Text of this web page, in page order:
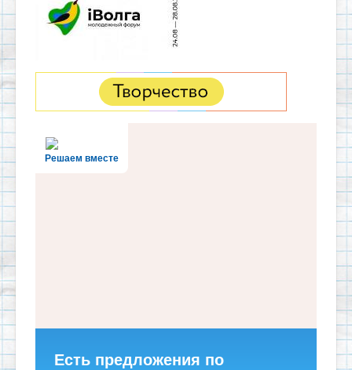
Решаем вместе
Есть предложения по